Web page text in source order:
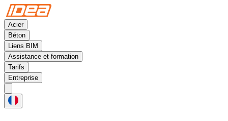
Acier
Béton
Liens BIM
Assistance et formation
Tarifs
Entreprise